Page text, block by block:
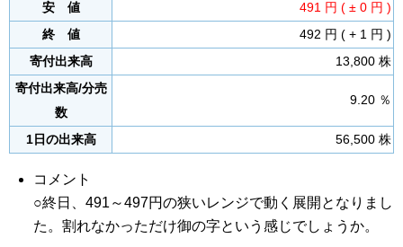
安 値
491 円 ( ± 0 円 )
終 値
492 円 ( + 1 円 )
寄付出来高
13,800 株
寄付出来高/分売
数
9.20 ％
1日の出来高 56,500 株
コメント
○終日、491～497円の狭いレンジで動く展開となりまし
た。割れなかっただけ御の字という感じでしょうか。